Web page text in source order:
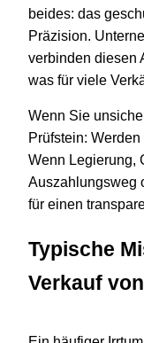
beides: das
Präzision.
verbinden diesen
was für viele
Wenn Sie
Prüfstein:
Wenn Legierung,
Auszahlungsweg
für einen
Typische
Verkauf